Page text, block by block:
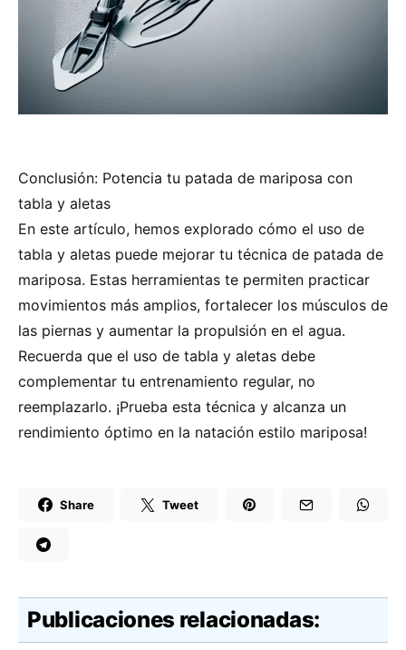
Conclusión: Potencia tu patada de mariposa con
tabla y aletas
En este artículo, hemos explorado cómo el uso de
tabla y aletas puede mejorar tu técnica de patada de
mariposa. Estas herramientas te permiten practicar
movimientos más amplios, fortalecer los músculos de
las piernas y aumentar la propulsión en el agua.
Recuerda que el uso de tabla y aletas debe
complementar tu entrenamiento regular, no
reemplazarlo. ¡Prueba esta técnica y alcanza un
rendimiento óptimo en la natación estilo mariposa!
Share Tweet
Publicaciones relacionadas: